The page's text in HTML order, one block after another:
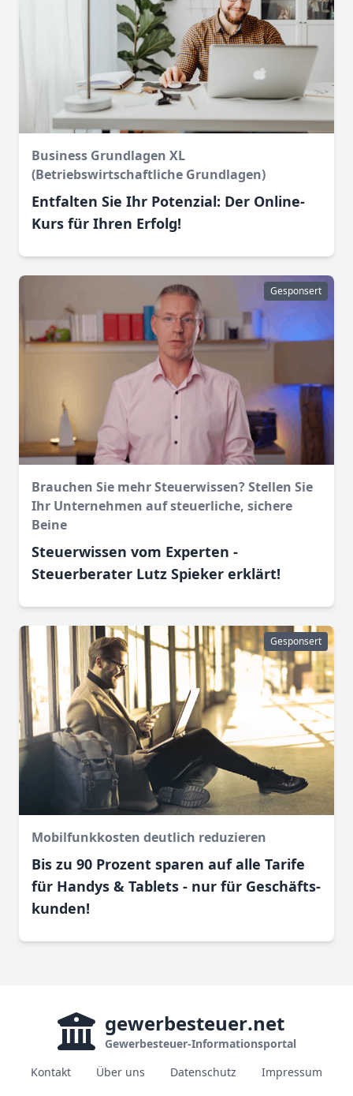
Business Grundlagen XL
(Betriebswirtschaftliche Grundlagen)
Entfalten Sie Ihr Potenzial: Der Online-
Kurs für Ihren Erfolg!
Gesponsert
Brauchen Sie mehr Steuerwissen? Stellen Sie
Ihr Unternehmen auf steuerliche, sichere
Beine
Steuerwissen vom Experten -
Steuerberater Lutz Spieker erklärt!
Gesponsert
Mobilfunkkosten deutlich reduzieren
Bis zu 90 Prozent sparen auf alle Tarife
für Handys & Tablets - nur für Geschäfts­
kunden!
gewerbesteuer.net
Gewerbesteuer-Informationsportal
Kontakt
Über uns Datenschutz Impressum